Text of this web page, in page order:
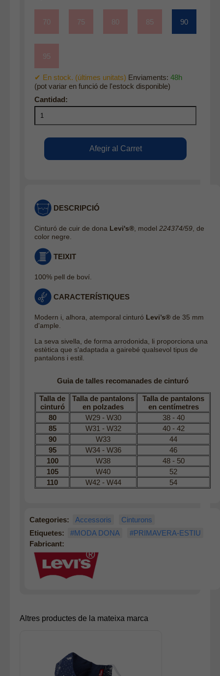
Gavardina hivern home
Mitjons
Roba interior
70 75 80 85 90
95
✔ En stock. (últimes unitats) Enviaments: 48h
(pot variar en funció de l'estock disponible)
DESCRIPCIÓ
Cinturó de cuir de dona Levi's® , model 224374/59 , de
color negre.
TEIXIT
100% pell de boví.
CARACTERÍSTIQUES
Modern i, alhora, atemporal cinturó Levi’s® de 35 mm
d'ample.
La seva sivella, de forma arrodonida, li proporciona una
estètica que s'adaptada a gairebé qualsevol tipus de
pantalons i estil.
Guia de talles recomanades de cinturó
Talla de
cinturó
Talla de pantalons
en polzades
Talla de pantalons
en centímetres
80
W29 - W30
38 - 40
85
W31 - W32
40 - 42
90
W33
44
95
W34 - W36
46
100
W38
48 - 50
105
W40
52
110
W42 - W44 54
Categories: Accessoris
Cinturons
Etiquetes:
#MODA DONA
#PRIMAVERA-ESTIU
Fabricant:
Altres productes de la mateixa marca